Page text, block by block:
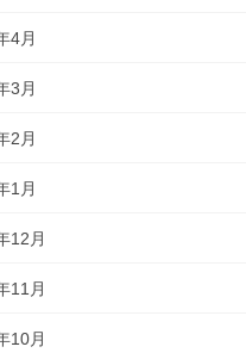
4月
3月
2月
1月
12月
11月
10月